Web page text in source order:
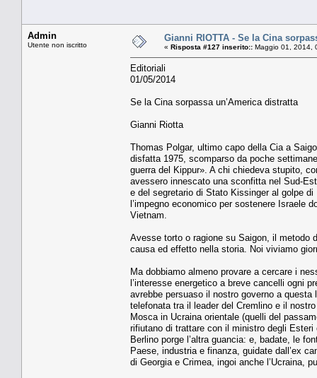
Admin
Utente non iscritto
Gianni RIOTTA - Se la Cina
« Risposta #127 inserito:: Maggio 01, 2014,
Editoriali
01/05/2014
Se la Cina sorpassa un’America distratta
Gianni Riotta
Thomas Polgar, ultimo capo della Cia a
disfatta 1975, scomparso da poche
guerra del Kippur». A chi chiedeva stupito,
avessero innescato una sconfitta nel Sud-
e del segretario di Stato Kissinger al golpe
l’impegno economico per sostenere Israele
Vietnam.
Avesse torto o ragione su Saigon, il metodo
causa ed effetto nella storia. Noi viviamo
Ma dobbiamo almeno provare a cercare i
l’interesse energetico a breve cancelli ogni
avrebbe persuaso il nostro governo a questa
telefonata tra il leader del Cremlino e il
Mosca in Ucraina orientale (quelli del
rifiutano di trattare con il ministro degli
Berlino porge l’altra guancia: e, badate, le
Paese, industria e finanza, guidate dall’ex
di Georgia e Crimea, ingoi anche l’Ucraina,